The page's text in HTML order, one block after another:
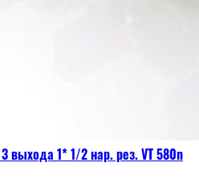
выхода 1* 1/2 нар. рез. VT 580n